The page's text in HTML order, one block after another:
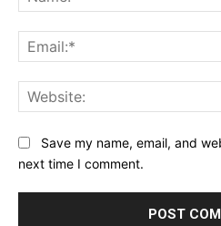
Save my name, email, and
next time I comment.